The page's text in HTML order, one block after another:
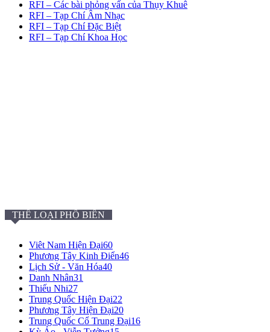
RFI – Các bài phỏng vấn của Thụy Khuê
RFI – Tạp Chí Âm Nhạc
RFI – Tạp Chí Đặc Biệt
RFI – Tạp Chí Khoa Học
THỂ LOẠI PHỔ BIẾN
Viêt Nam Hiện Đại60
Phương Tây Kinh Điển46
Lịch Sử - Văn Hóa40
Danh Nhân31
Thiếu Nhi27
Trung Quốc Hiện Đại22
Phương Tây Hiện Đại20
Trung Quốc Cổ Trung Đại16